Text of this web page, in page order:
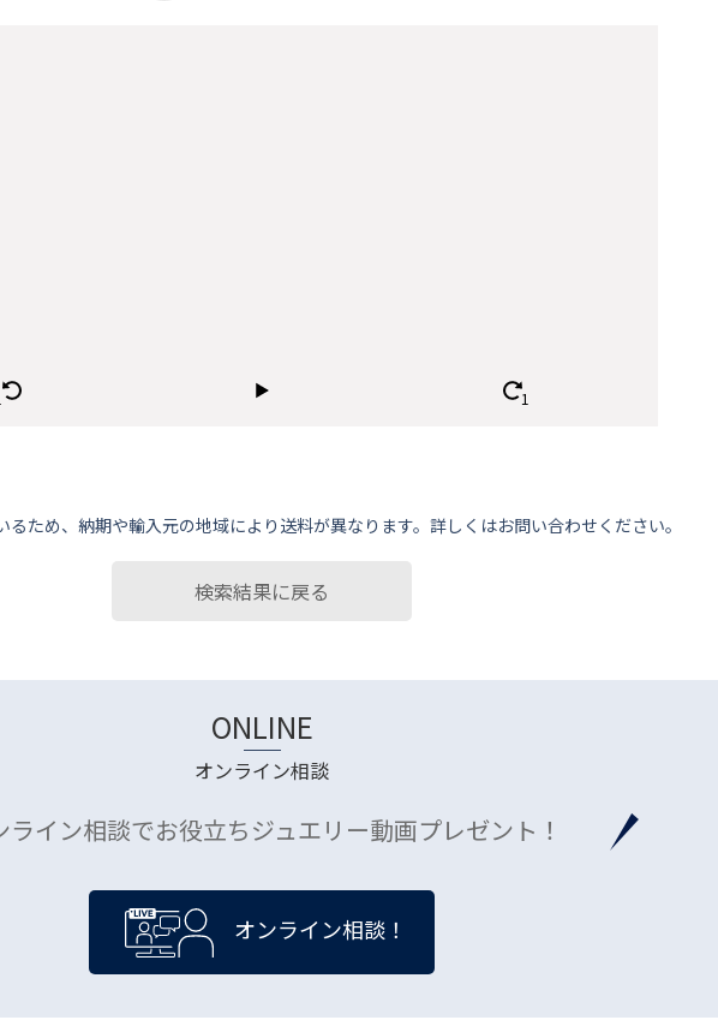
ため、納期や輸⼊元の地域により送料が異なります。詳しくはお問い合わせください。
検索結果に戻る
ONLINE
オンライン相談
ライン相談でお役立ちジュエリー動画プレゼント！
オンライン相談！